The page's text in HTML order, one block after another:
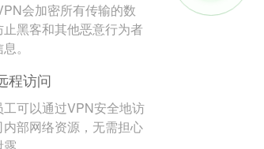
会加密所有传输的数
止黑客和其他恶意行为者
。
程访问
工可以通过VPN安全地访
内部网络资源，无需担心